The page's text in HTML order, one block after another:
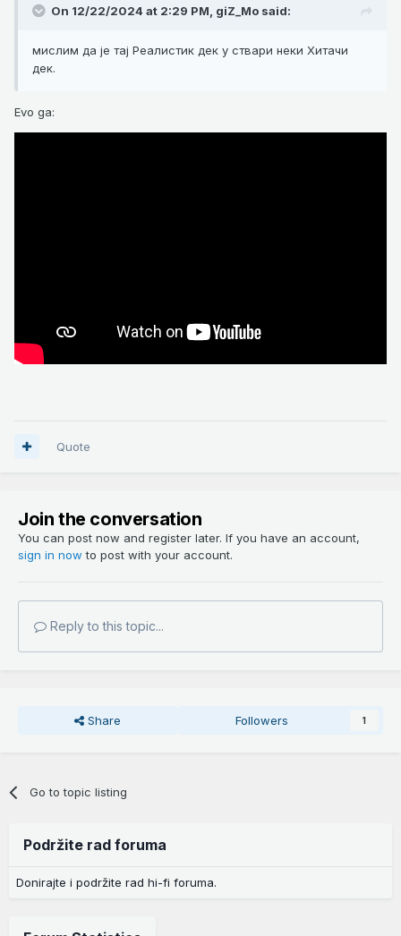
On 12/22/2024 at 2:29 PM, giZ_Mo said:
мислим да је тај Реалистик дек у ствари неки Хитачи
дек.
Evo ga:
Quote
Join the conversation
You can post now and register later. If you have an account,
sign in now to post with your account.
Reply to this topic...
Share Followers 1
Go to topic listing
Podržite rad foruma
Donirajte i podržite rad hi-fi foruma.